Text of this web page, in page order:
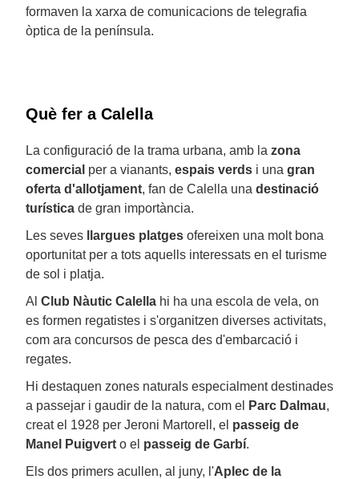
formaven la xarxa de comunicacions de telegrafia
òptica de la península.
Què fer a Calella
La configuració de la trama urbana, amb la zona
comercial per a vianants, espais verds i una gran
oferta d'allotjament, fan de Calella una destinació
turística de gran importància.
Les seves
llargues platges ofereixen una molt bona
oportunitat per a tots aquells interessats en el turisme
de sol i platja.
Al Club Nàutic Calella hi ha una escola de vela, on
es formen regatistes i s'organitzen diverses activitats,
com ara concursos de pesca des d'embarcació i
regates.
Hi destaquen zones naturals especialment destinades
a passejar i gaudir de la natura, com el
Parc Dalmau,
creat el 1928 per Jeroni Martorell, el passeig de
Manel Puigvert o el passeig de Garbí.
Els dos primers acullen, al juny, l'Aplec de la